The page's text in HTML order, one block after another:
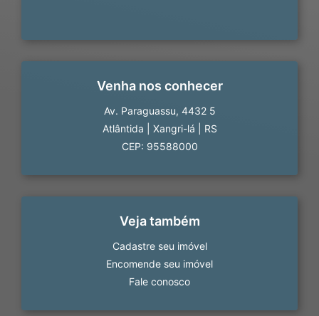
Venha nos conhecer
Av. Paraguassu, 4432 5
Atlântida
Xangri-lá
RS
CEP: 95588000
Veja também
Cadastre seu imóvel
Encomende seu imóvel
Fale conosco